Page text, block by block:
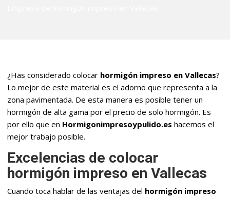
¿Has considerado colocar hormigón impreso en Vallecas?
Lo mejor de este material es el adorno que representa a la
zona pavimentada. De esta manera es posible tener un
hormigón de alta gama por el precio de solo hormigón. Es
por ello que en Hormigonimpresoypulido.es hacemos el
mejor trabajo posible.
Excelencias de colocar
hormigón impreso en Vallecas
Cuando toca hablar de las ventajas del hormigón impreso